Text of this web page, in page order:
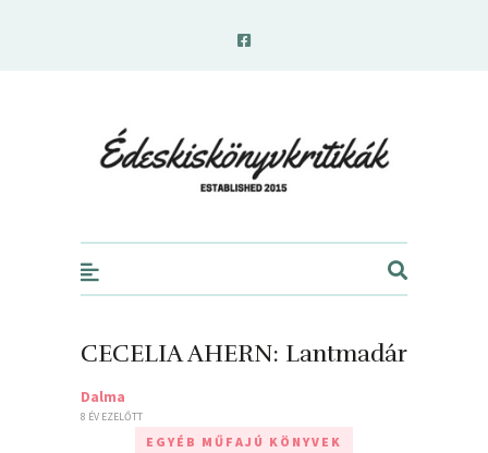
CECELIA AHERN: Lantmadár
Dalma
8 ÉV EZELŐTT
EGYÉB MŰFAJÚ KÖNYVEK